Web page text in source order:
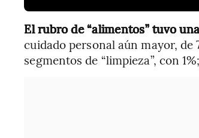
El rubro de “alimentos” tuvo
cuidado personal aún mayor, de
segmentos de “limpieza”, con